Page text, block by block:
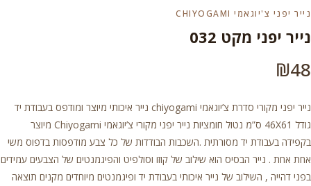
נייר יפני צ'יוגאמי CHIYOGAMI
נייר יפני מקט 032
₪48
נייר יפני מקורי סדרת צ’יוגאמי chiyogami נייר איכותי מיוצר ומודפס בעבודת יד
גודל 46X61 ס”מ נטול חומציות נייר יפני מקורי צ’יוגאמי Chiyogami מיוצר
בקפידה בעבודת יד מסורתית .השכבות הבודדות של כל צבע מודפסות בדפוס משי
אחת אחת . נייר הבסיס הוא שילוב של קוזו וסולפיט והפיגמנטים של הצבעים עמידים
בפני דהייה , השילוב של נייר איכותי בעבודת יד ופיגמנטים מיוחדים מקנים תוצאה